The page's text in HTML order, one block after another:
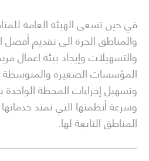
في حين تسعى الهيئة العامة
والمناطق الحرة الى تقديم أفضل
والتسهيلات وإيجاد بيئة اعمال
المؤسسات الصغيرة والمتوسطة
وتسهيل إجراءات المحطة
وسرعة أنظمتها التي تمتد
المناطق التابعة لها.